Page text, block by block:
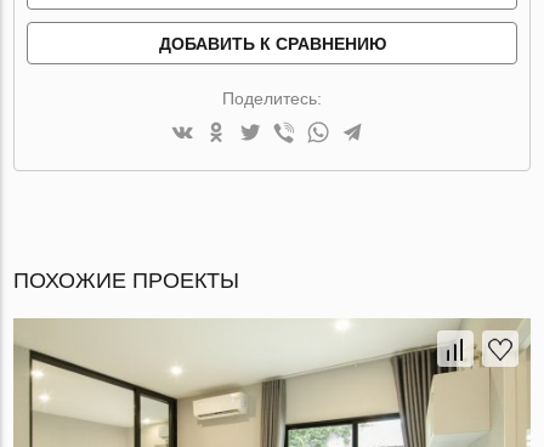
ДОБАВИТЬ К СРАВНЕНИЮ
Поделитесь:
ПОХОЖИЕ ПРОЕКТЫ